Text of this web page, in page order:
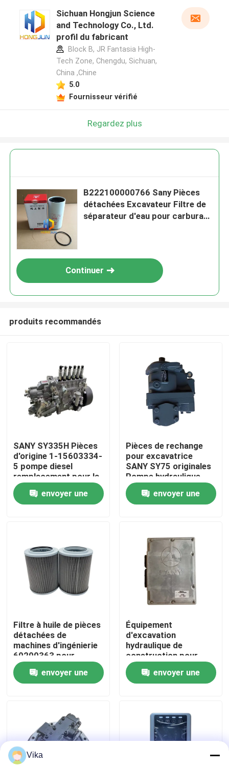
Aperçu
Produits
Visite d'usine
Contact
nouvelles
Pièces de rechange de Liugong
Pièces de rechange Cummins
Sichuan Hongjun Science
and Technology Co., Ltd.
profil du fabricant
Block B, JR Fantasia High-
Tech Zone, Chengdu, Sichuan,
China ,Chine
5.0
Fournisseur vérifié
Regardez plus
B222100000766 Sany Pièces
détachées Excavateur Filtre de
séparateur d'eau pour carburant
Continuer
produits recommandés
SANY SY335H Pièces
d'origine 1-15603334-
5 pompe diesel
remplacement pour la
maintenance de
pièces d'excavatrice
envoyer une
Pièces de rechange
pour excavatrice
SANY SY75 originales
Pompe hydraulique
K3VL80
envoyer une
Filtre à huile de pièces
détachées de
machines d'ingénierie
60200363 pour
excavatrice Sany
envoyer une
Équipement
d'excavation
hydraulique de
construction pour
l'ECU SANY SY230
envoyer une
Vika